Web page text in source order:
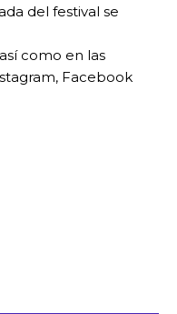
del festival se
como en las
Facebook